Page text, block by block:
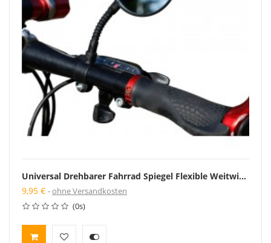
Universal Drehbarer Fahrrad Spiegel Flexible Weitwinkel Rückansicht Rückansicht Radfahren
9,95 €
ohne Versandkosten
(0s)